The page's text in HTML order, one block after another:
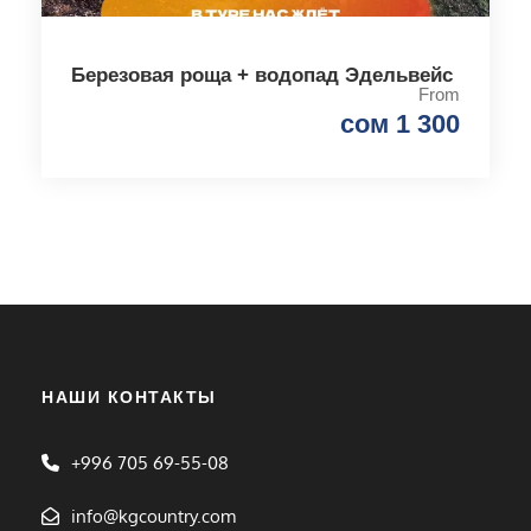
Березовая роща + водопад Эдельвейс
From
сом 1 300
НАШИ КОНТАКТЫ
+996 705 69-55-08
info@kgcountry.com